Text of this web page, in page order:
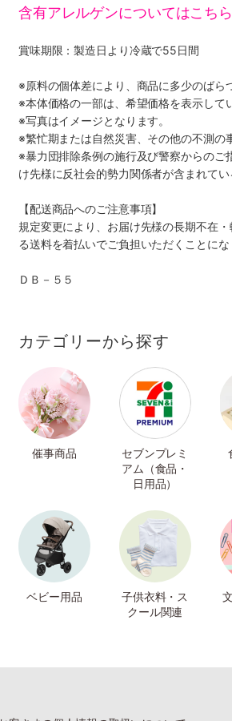
含有アレルゲンについてはこち
賞味期限：製造日より冷蔵で55日間
※原料の個体差により、商品に多少のばら
※本体価格の一部は、希望価格を表示して
※写真はイメージとなります。
※繁忙期または自然災害、その他の不測の
※暴力団排除条例の施行及び警察からのご
け先様に反社会的勢力関係者が含まれて
【配送商品へのご注意事項】
規定変更により、お届け先様の長期不在
る送料を着払いでご負担いただくことに
ＤＢ－５５
カテゴリーから探す
催事商品
セブンプレミ
アム（食品・
日用品）
ベビー用品
子供衣料・ス
クール関連